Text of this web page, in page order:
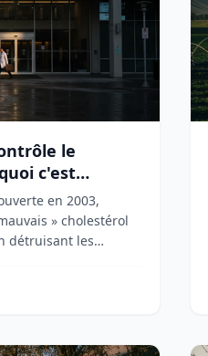
le
c'est
en 2003,
» cholestérol
détruisant les